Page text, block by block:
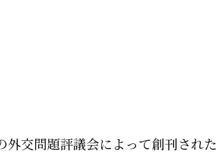
交問題評議会によって創刊され